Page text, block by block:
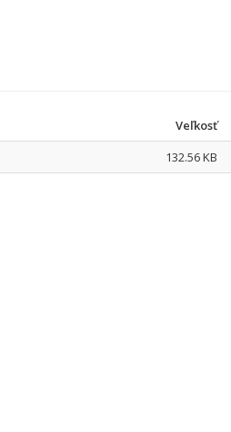
Veľkosť
132.56 KB